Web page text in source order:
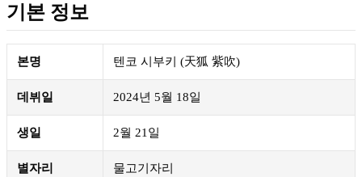
기본 정보
본명 텐코 시부키 (天狐 紫吹)
데뷔일 2024년 5월 18일
생일 2월 21일
별자리 물고기자리